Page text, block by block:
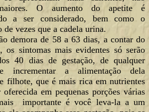
maiores. O aumento do apetite é
a ser considerado, bem como o
de vezes que a cadela urina.
demora de 58 a 63 dias, a contar do
os sintomas mais evidentes só serão
40 dias de gestação, de qualquer
incrementar a alimentação dela
filhote, que é mais rica em nutrientes
em pequenas porções várias
importante é você leva-la a um